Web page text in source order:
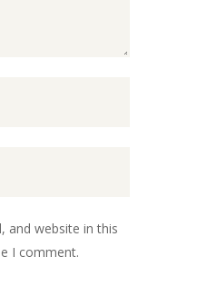
and website in this
I comment.